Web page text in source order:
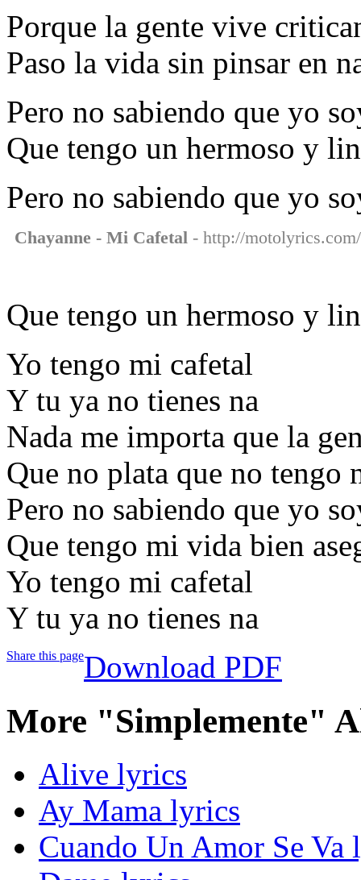
Porque la gente vive
Paso la vida sin pinsar en
Pero no sabiendo que yo
Que tengo un hermoso y
Pero no sabiendo que yo
Chayanne - Mi Cafetal - http://
Que tengo un hermoso y
Yo tengo mi cafetal
Y tu ya no tienes na
Nada me importa que la
Que no plata que no tengo
Pero no sabiendo que yo
Que tengo mi vida bien
Yo tengo mi cafetal
Y tu ya no tienes na
Share this pageDownload PDF
More "Simplemente"
Alive lyrics
Ay Mama lyrics
Cuando Un Amor Se Va